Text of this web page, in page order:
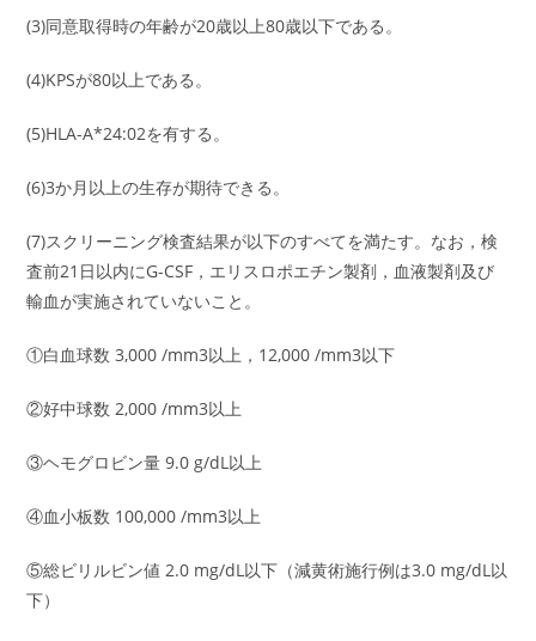
(3)同意取得時の年齢が20歳以上80歳以下である。
(4)KPSが80以上である。
(5)HLA-A*24:02を有する。
(6)3か月以上の生存が期待できる。
(7)スクリーニング検査結果が以下のすべてを満たす。なお，検
査前21日以内にG-CSF，エリスロポエチン製剤，血液製剤及び
輸血が実施されていないこと。
①白血球数 3,000 /mm3以上，12,000 /mm3以下
②好中球数 2,000 /mm3以上
③ヘモグロビン量 9.0 g/dL以上
④血小板数 100,000 /mm3以上
⑤総ビリルビン値 2.0 mg/dL以下（減黄術施行例は3.0 mg/dL以
下）